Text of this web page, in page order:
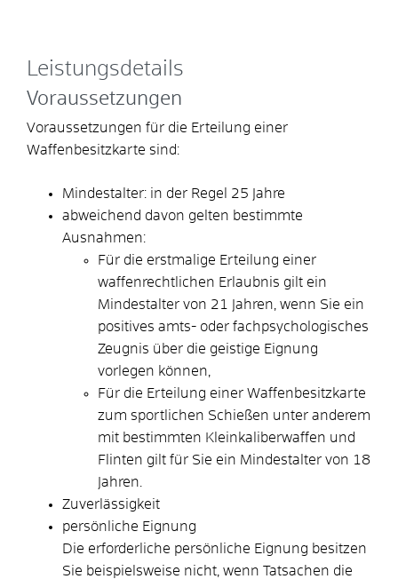
Leistungsdetails
Voraussetzungen
Voraussetzungen für die Erteilung einer
Waffenbesitzkarte sind:
Mindestalter: in der Regel 25 Jahre
abweichend davon gelten bestimmte
Ausnahmen:
Für die erstmalige Erteilung einer
waffenrechtlichen Erlaubnis gilt ein
Mindestalter von 21 Jahren, wenn Sie ein
positives amts- oder fachpsychologisches
Zeugnis über die geistige Eignung
vorlegen können,
Für die Erteilung einer Waffenbesitzkarte
zum sportlichen Schießen unter anderem
mit bestimmten Kleinkaliberwaffen und
Flinten gilt für Sie ein Mindestalter von 18
Jahren.
Zuverlässigkeit
persönliche Eignung
Die erforderliche persönliche Eignung besitzen
Sie beispielsweise nicht, wenn Tatsachen die